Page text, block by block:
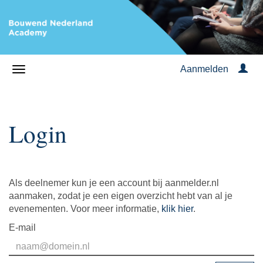
Aanmelden
Login
Als deelnemer kun je een account bij aanmelder.nl
aanmaken, zodat je een eigen overzicht hebt van al je
evenementen. Voor meer informatie, klik hier.
E-mail